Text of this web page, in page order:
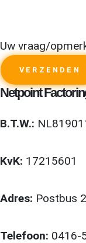
Uw vraag/
VERZENDEN
Netpoint
B.T.W.:
KvK: 17215601
Adres: Postbus
Telefoon: 0416-